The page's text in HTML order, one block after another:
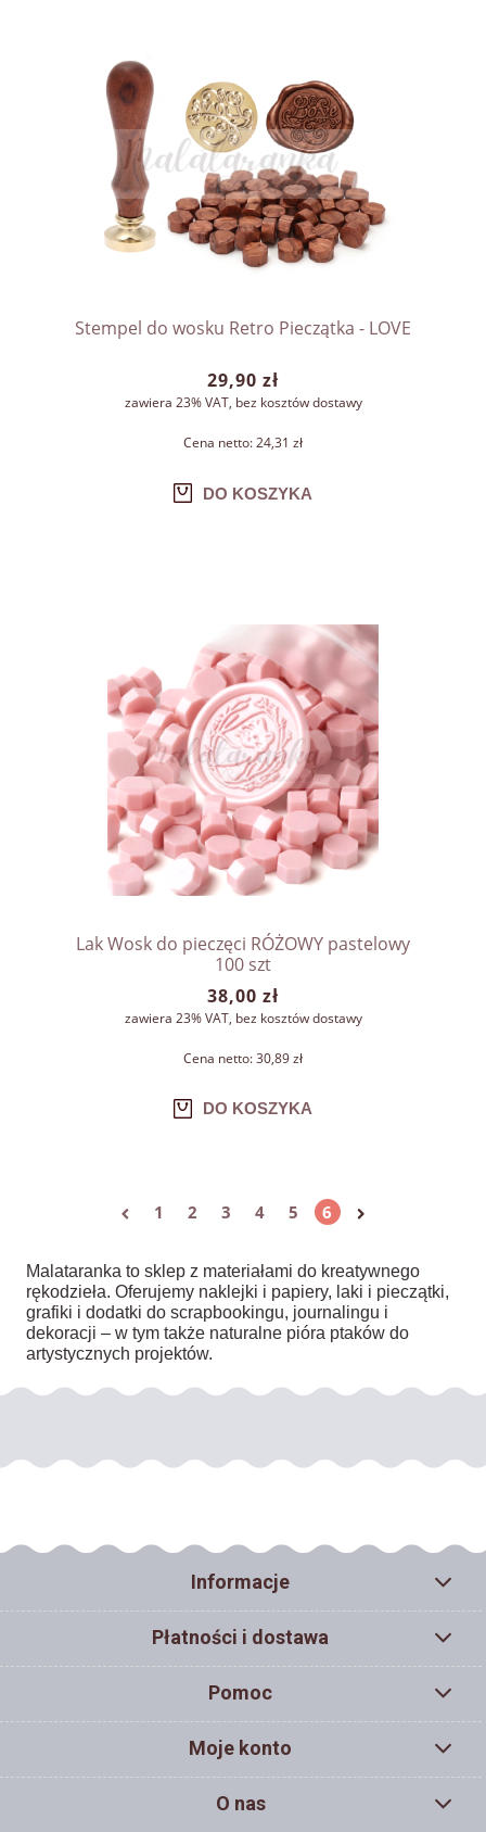
Stempel do wosku Retro Pieczątka - LOVE
29,90 zł
zawiera 23% VAT, bez kosztów dostawy
Cena netto:24,31 zł
DO KOSZYKA
Lak Wosk do pieczęci RÓŻOWY pastelowy
100 szt
38,00 zł
zawiera 23% VAT, bez kosztów dostawy
Cena netto:30,89 zł
DO KOSZYKA
1 2 3 4 5 6
Malataranka to sklep z materiałami do kreatywnego
rękodzieła. Oferujemy naklejki i papiery, laki i pieczątki,
grafiki i dodatki do scrapbookingu, journalingu i
dekoracji – w tym także naturalne pióra ptaków do
artystycznych projektów.
Informacje
Płatności i dostawa
Pomoc
Moje konto
O nas